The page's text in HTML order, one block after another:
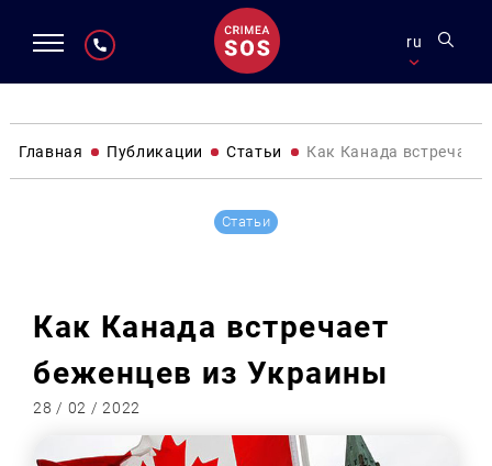
ru
Главная Публикации Статьи Как Канада
Статьи
Как Канада встречает
беженцев из Украины
28 / 02 / 2022